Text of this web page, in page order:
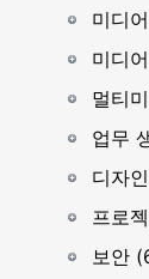
미디
미디
멀티
업무
디자
프로
보안